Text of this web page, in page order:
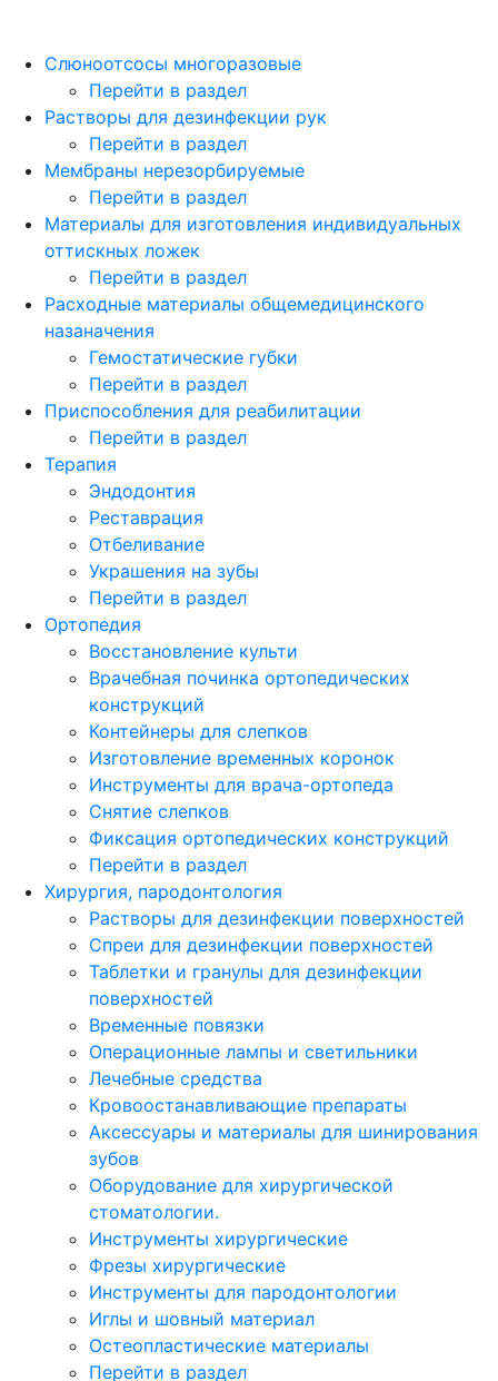
Слюноотсосы многоразовые
Перейти в раздел
Растворы для дезинфекции рук
Перейти в раздел
Мембраны нерезорбируемые
Перейти в раздел
Материалы для изготовления индивидуальных
оттискных ложек
Перейти в раздел
Расходные материалы общемедицинского
назаначения
Гемостатические губки
Перейти в раздел
Приспособления для реабилитации
Перейти в раздел
Терапия
Эндодонтия
Реставрация
Отбеливание
Украшения на зубы
Перейти в раздел
Ортопедия
Восстановление культи
Врачебная починка ортопедических
конструкций
Контейнеры для слепков
Изготовление временных коронок
Инструменты для врача-ортопеда
Снятие слепков
Фиксация ортопедических конструкций
Перейти в раздел
Хирургия, пародонтология
Растворы для дезинфекции поверхностей
Спреи для дезинфекции поверхностей
Таблетки и гранулы для дезинфекции
поверхностей
Временные повязки
Операционные лампы и светильники
Лечебные средства
Кровоостанавливающие препараты
Аксессуары и материалы для шинирования
зубов
Оборудование для хирургической
стоматологии.
Инструменты хирургические
Фрезы хирургические
Инструменты для пародонтологии
Иглы и шовный материал
Остеопластические материалы
Перейти в раздел